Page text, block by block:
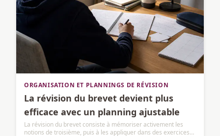
ORGANISATION ET PLANNINGS DE RÉVISION
La révision du brevet devient plus
efficace avec un planning ajustable
La révision du brevet consiste à mémoriser activement les
notions de troisième, puis à les appliquer dans des exercices